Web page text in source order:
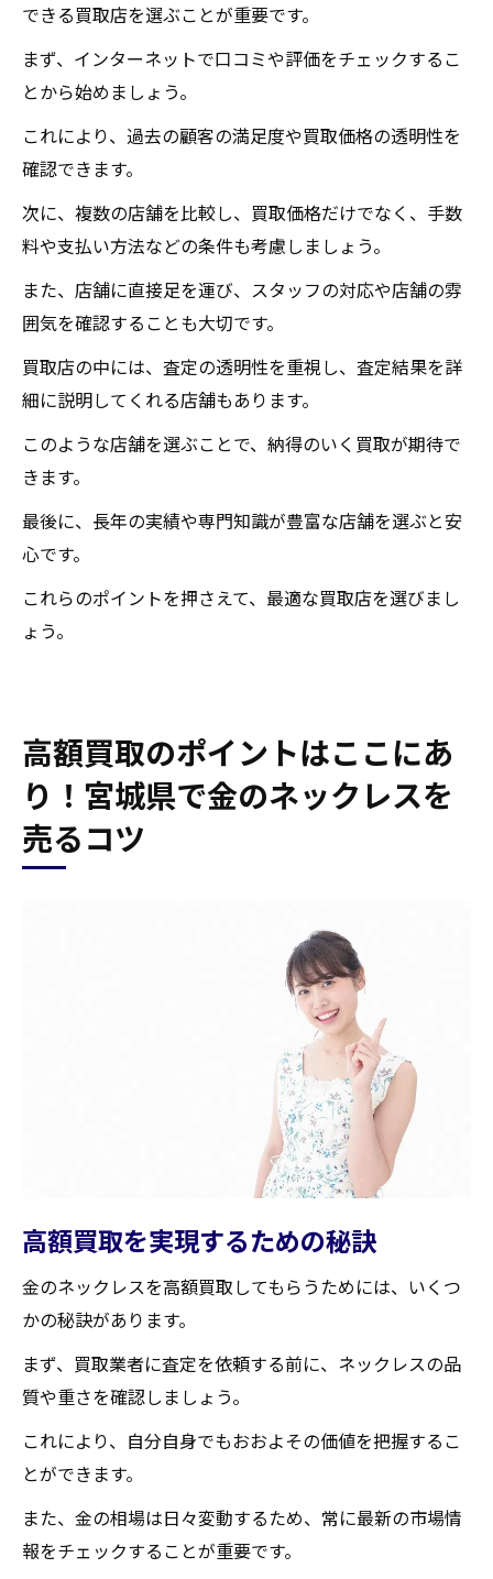
できる買取店を選ぶことが重要です。
まず、インターネットで口コミや評価をチェックするこ
とから始めましょう。
これにより、過去の顧客の満足度や買取価格の透明性を
確認できます。
次に、複数の店舗を比較し、買取価格だけでなく、手数
料や支払い方法などの条件も考慮しましょう。
また、店舗に直接足を運び、スタッフの対応や店舗の雰
囲気を確認することも大切です。
買取店の中には、査定の透明性を重視し、査定結果を詳
細に説明してくれる店舗もあります。
このような店舗を選ぶことで、納得のいく買取が期待で
きます。
最後に、長年の実績や専門知識が豊富な店舗を選ぶと安
心です。
これらのポイントを押さえて、最適な買取店を選びまし
ょう。
高額買取のポイントはここにあ
り！宮城県で金のネックレスを
売るコツ
高額買取を実現するための秘訣
金のネックレスを高額買取してもらうためには、いくつ
かの秘訣があります。
まず、買取業者に査定を依頼する前に、ネックレスの品
質や重さを確認しましょう。
これにより、自分自身でもおおよその価値を把握するこ
とができます。
また、金の相場は日々変動するため、常に最新の市場情
報をチェックすることが重要です。